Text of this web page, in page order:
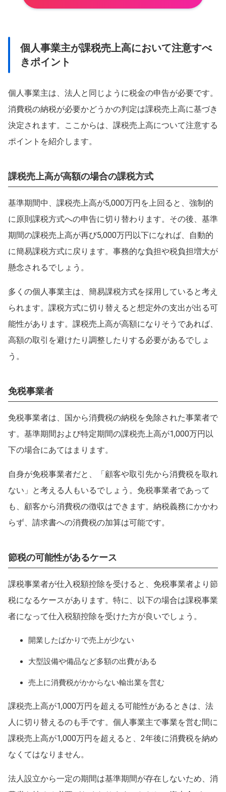
個人事業主が課税売上高において注意すべ
きポイント
個人事業主は、法人と同じように税金の申告が必要です。
消費税の納税が必要かどうかの判定は課税売上高に基づき
決定されます。ここからは、課税売上高について注意する
ポイントを紹介します。
課税売上高が高額の場合の課税方式
基準期間中、課税売上高が5,000万円を上回ると、強制的
に原則課税方式への申告に切り替わります。その後、基準
期間の課税売上高が再び5,000万円以下になれば、自動的
に簡易課税方式に戻ります。事務的な負担や税負担増大が
懸念されるでしょう。
多くの個人事業主は、簡易課税方式を採用していると考え
られます。課税方式に切り替えると想定外の支出が出る可
能性があります。課税売上高が高額になりそうであれば、
高額の取引を避けたり調整したりする必要があるでしょ
う。
免税事業者
免税事業者は、国から消費税の納税を免除された事業者で
す。基準期間および特定期間の課税売上高が1,000万円以
下の場合にあてはまります。
自身が免税事業者だと、「顧客や取引先から消費税を取れ
ない」と考える人もいるでしょう。免税事業者であって
も、顧客から消費税の徴収はできます。納税義務にかかわ
らず、請求書への消費税の加算は可能です。
節税の可能性があるケース
課税事業者が仕入税額控除を受けると、免税事業者より節
税になるケースがあります。特に、以下の場合は課税事業
者になって仕入税額控除を受けた方が良いでしょう。
開業したばかりで売上が少ない
大型設備や備品など多額の出費がある
売上に消費税がかからない輸出業を営む
課税売上高が1,000万円を超える可能性があるときは、法
人に切り替えるのも手です。個人事業主で事業を営む間に
課税売上高が1,000万円を超えると、2年後に消費税を納め
なくてはなりません。
法人設立から一定の期間は基準期間が存在しないため、消